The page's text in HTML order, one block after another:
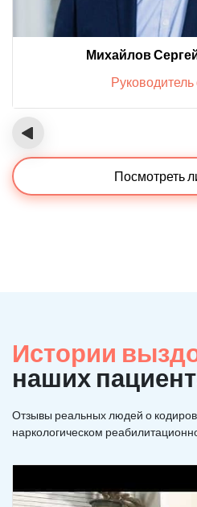
Михайлов
‹
Посмотреть
Истории
наших
Отзывы реальных людей о
наркологическом